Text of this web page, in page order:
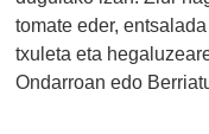
tomate eder,
txuleta eta
Ondarroan edo